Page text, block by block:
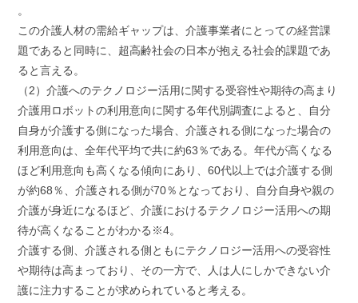
。
この介護人材の需給ギャップは、介護事業者にとっての経営課
題であると同時に、超高齢社会の日本が抱える社会的課題であ
ると言える。
（2）介護へのテクノロジー活用に関する受容性や期待の高まり
介護用ロボットの利用意向に関する年代別調査によると、自分
自身が介護する側になった場合、介護される側になった場合の
利用意向は、全年代平均で共に約63％である。年代が高くなる
ほど利用意向も高くなる傾向にあり、60代以上では介護する側
が約68％、介護される側が70％となっており、自分自身や親の
介護が身近になるほど、介護におけるテクノロジー活用への期
待が高くなることがわかる※4。
介護する側、介護される側ともにテクノロジー活用への受容性
や期待は高まっており、その一方で、人は人にしかできない介
護に注力することが求められていると考える。